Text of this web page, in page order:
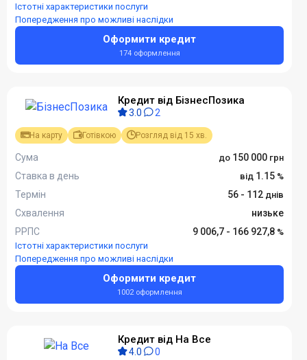
Істотні характеристики послуги
Попередження про можливі наслідки
Оформити кредит
174 оформлення
Кредит від БізнесПозика
3.0 2
На карту Готівкою Розгляд від 15 хв.
Сума
150 000
Ставка в день
1.15
Термін
56 - 112
Схвалення
низьке
РРПС
9 006,7 - 166 927,8
Істотні характеристики послуги
Попередження про можливі наслідки
Оформити кредит
1002 оформлення
Кредит від На Все
4.0 0